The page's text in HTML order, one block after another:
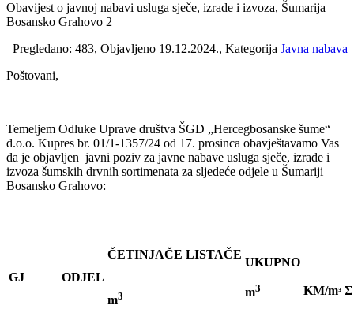
Obavijest o javnoj nabavi usluga sječe, izrade i izvoza, Šumarija
Bosansko Grahovo 2
Pregledano: 483, Objavljeno 19.12.2024., Kategorija Javna nabava
Poštovani,
Temeljem Odluke Uprave društva ŠGD „Hercegbosanske šume“
d.o.o. Kupres br. 01/1-1357/24 od 17. prosinca obavještavamo Vas
da je objavljen javni poziv za javne nabave usluga sječe, izrade i
izvoza šumskih drvnih sortimenata za sljedeće odjele u Šumariji
Bosansko Grahovo:
GJ ODJEL
ČETINJAČE LISTAČE
UKUPNO
m3 KM/mᶟ
m3